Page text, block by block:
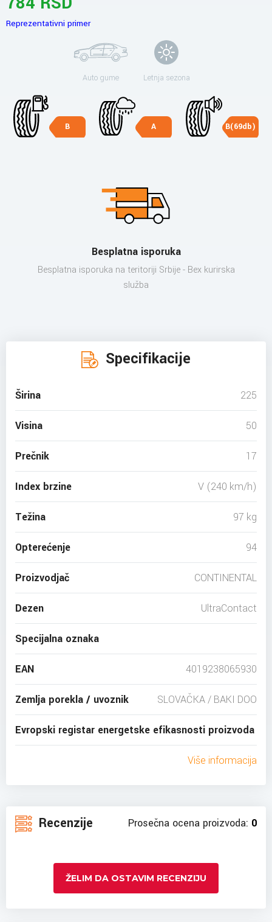
Reprezentativni primer
Auto gume Letnja sezona
B A B(69db)
Besplatna isporuka
Besplatna isporuka na teritoriji Srbije - Bex kurirska
služba
Specifikacije
Širina 225
Visina 50
Prečnik 17
Index brzine V (240 km/h)
Težina 97 kg
Opterećenje 94
Proizvodjač CONTINENTAL
Dezen UltraContact
Specijalna oznaka
EAN 4019238065930
Zemlja porekla / uvoznik SLOVAČKA / BAKI DOO
Evropski registar energetske efikasnosti proizvoda
Više informacija
Recenzije Prosečna ocena proizvoda: 0
ŽELIM DA OSTAVIM RECENZIJU